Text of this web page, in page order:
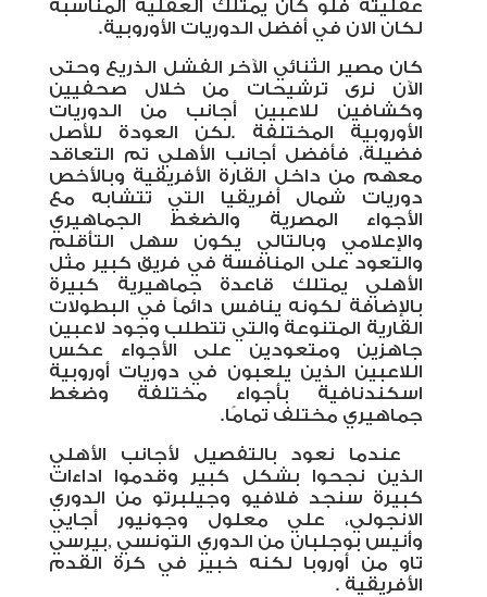
عقليته فلو كان يمتلك العقلية المناسبة
لكان الان في أفضل الدوريات الأوروبية.
كان مصير الثنائي الآخر الفشل الذريع وحتى
الآن نرى ترشيحات من خلال صحفيين
وكشافين للاعبين أجانب من الدوريات
الأوروبية المختلفة .لكن العودة للأصل
فضيلة، فأفضل أجانب الأهلي تم التعاقد
معهم من داخل القارة الأفريقية وبالأخص
دوريات شمال أفريقيا التي تتشابه مع
الأجواء المصرية والضغط الجماهيري
والإعلامي وبالتالي يكون سهل التأقلم
والتعود على المنافسة في فريق كبير مثل
الأهلي يمتلك قاعدة جماهيرية كبيرة
بالإضافة لكونه ينافس دائماً في البطولات
القارية المتنوعة والتي تتطلب وجود لاعبين
جاهزين ومتعودين على الأجواء عكس
اللاعبين الذين يلعبون في دوريات أوروبية
اسكندنافية بأجواء مختلفة وضغط
جماهيري مختلف تمامًا.
عندما نعود بالتفصيل لأجانب الأهلي
الذين نجحوا بشكل كبير وقدموا اداءات
كبيرة سنجد فلافيو وجيلبرتو من الدوري
الانجولي، علي معلول وجونيور أجايي
وأنيس بوجلبان من الدوري التونسي ,بيرسي
تاو من أوروبا لكنه خبير في كرة القدم
الأفريقية .